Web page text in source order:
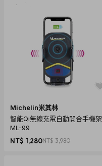
Michelin米其林
智能Qi無線充電自動開合手機架
ML-99
NT$ 1,280NT$ 3,980